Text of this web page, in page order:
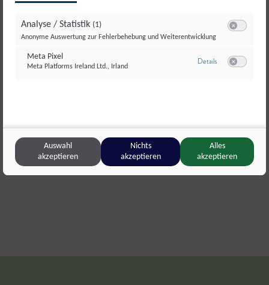
Großarler Genuss,Großarl
Großarler Rinderrohschinken
Lungauer
Lungauer
Analyse / Statistik (1)
Anonyme Auswertung zur Fehlerbehebung und Weiterentwicklung
Meta Pixel
Meta Platforms Ireland Ltd., Irland
Detailszu Meta Pixel
Auswahl
akzeptieren
Nichts
akzeptieren
Alles
akzeptieren